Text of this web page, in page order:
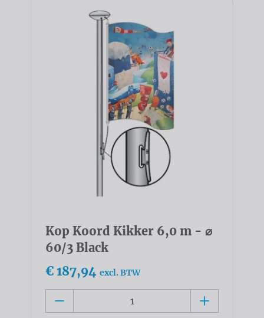
Kop Koord Kikker 6,0 m - ⌀
60/3 Black
€ 187,94 excl. BTW